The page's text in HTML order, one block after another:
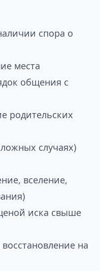
спора о
места
общения с
родительских
случаях)
вселение,
иска свыше
на